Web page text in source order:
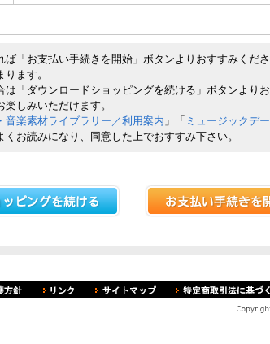
「お支払い手続きを開始」ボタンよりおすすみくださ
ます。
「ダウンロードショッピングを続ける」ボタンよりお
しみいただけます。
音楽素材ライブラリー／利用案内 」「 ミュージックデ
くお読みになり、同意した上でおすすみ下さい。